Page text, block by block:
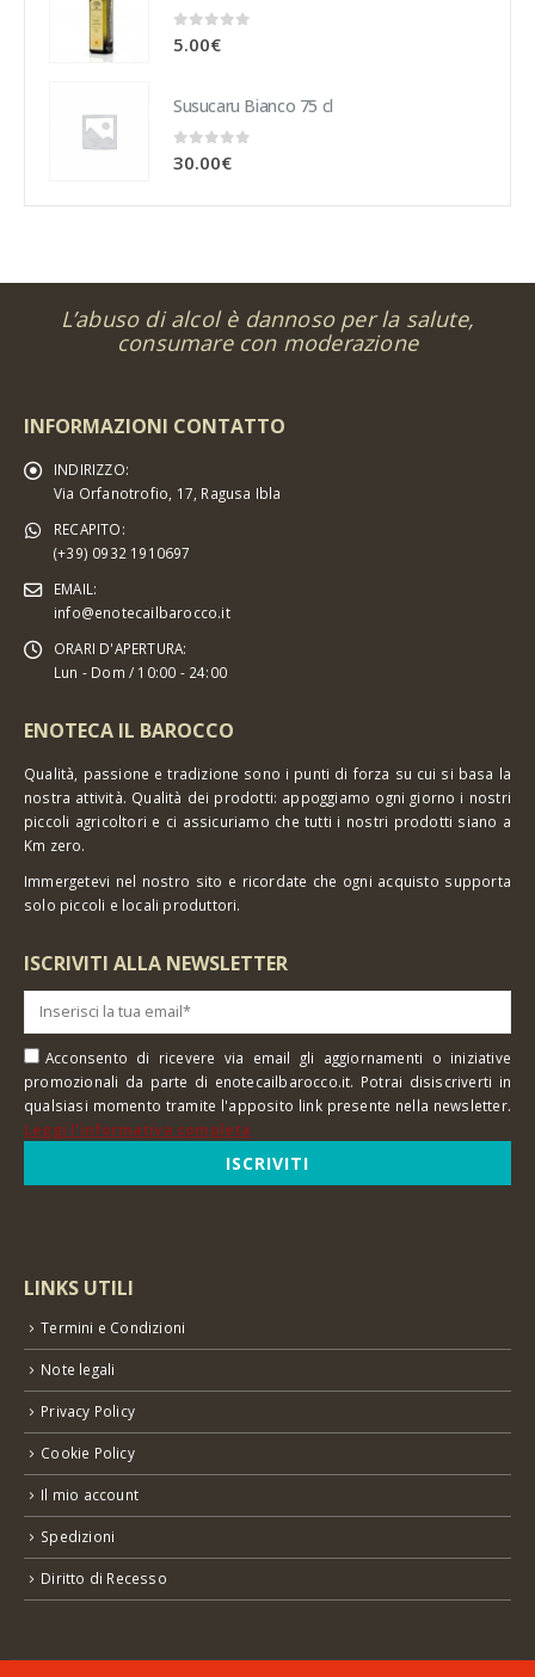
0 Su 5
5.00€
Susucaru Bianco 75 cl
0Su 5
30.00€
L’abuso di alcol è dannoso per la salute,
consumare con moderazione
INFORMAZIONI CONTATTO
INDIRIZZO:
Via Orfanotrofio, 17, Ragusa Ibla
RECAPITO:
(+39) 0932 1910697
EMAIL:
info@enotecailbarocco.it
ORARI D'APERTURA:
Lun - Dom / 10:00 - 24:00
ENOTECA IL BAROCCO
Qualità, passione e tradizione sono i punti di forza su cui si basa la
nostra attività. Qualità dei prodotti: appoggiamo ogni giorno i nostri
piccoli agricoltori e ci assicuriamo che tutti i nostri prodotti siano a
Km zero.
Immergetevi nel nostro sito e ricordate che ogni acquisto supporta
solo piccoli e locali produttori.
ISCRIVITI ALLA NEWSLETTER
Acconsento di ricevere via email gli aggiornamenti o iniziative
promozionali da parte di enotecailbarocco.it. Potrai disiscriverti in
qualsiasi momento tramite l'apposito link presente nella newsletter.
Leggi l'informativa completa
LINKS UTILI
Termini e Condizioni
Note legali
Privacy Policy
Cookie Policy
Il mio account
Spedizioni
Diritto di Recesso